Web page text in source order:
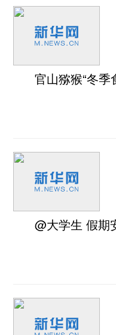
官山猕猴“冬季
@大学生 假期